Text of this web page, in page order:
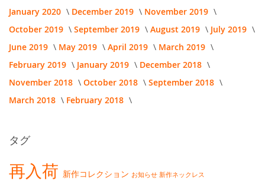
January 2020
December 2019
November 2019
October 2019
September 2019 August 2019
July 2019
June 2019
May 2019 April 2019
March 2019
February 2019
January 2019
December 2018
November 2018
October 2018
September 2018
March 2018
February 2018
タグ
再入荷 新作コレクション お知らせ 新作ネックレス